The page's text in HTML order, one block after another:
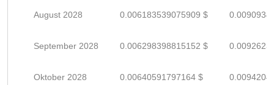
August 2028 0.006183539075909 $
September 2028 0.006298398815152 $
Oktober 2028 0.00640591797164 $